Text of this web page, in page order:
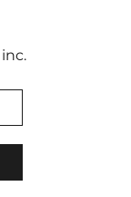
inc.